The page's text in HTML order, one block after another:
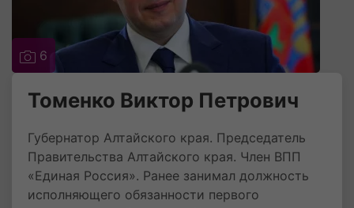
6
Томенко Виктор Петрович
Губернатор Алтайского края. Председатель
Правительства Алтайского края. Член ВПП
«Единая Россия». Ранее занимал должность
исполняющего обязанности первого